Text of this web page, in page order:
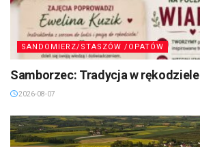
SANDOMIERZ/STASZÓW /OPATÓW
Samborzec: Tradycja w rękodziele
2026-08-07